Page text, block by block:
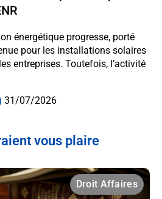
énergétique progresse, porté
pour les installations solaires
entreprises. Toutefois, l’activité
31/07/2026
vous plaire
Droit Affaires